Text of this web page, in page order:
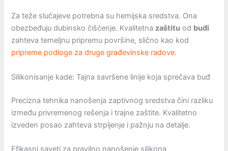
Za teže slučajeve potrebna su hemijska sredstva. Ona
obezbeđuju dubinsko čišćenje. Kvalitetna zaštitu od buđi
zahteva temeljnu pripremu površine, slično kao kod
pripreme podloge za druge građevinske radove.
Silikonisanje kade: Tajna savršene linije koja sprečava buđ
Precizna tehnika nanošenja zaptivnog sredstva čini razliku
između privremenog rešenja i trajne zaštite. Kvalitetno
izveden posao zahteva strpljenje i pažnju na detalje.
Efikasni saveti za pravilno nanošenje silikona